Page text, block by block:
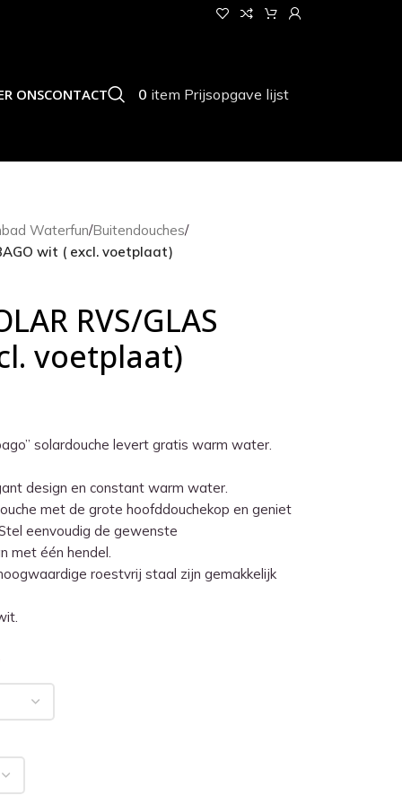
ONSCONTACT 0 item Prijsopgave lijst
Waterfun/Buitendouches/
wit ( excl. voetplaat)
RVS/GLAS
voetplaat)
solardouche levert gratis warm water.
design en constant warm water.
met de grote hoofddouchekop en geniet
eenvoudig de gewenste
met één hendel.
roestvrij staal zijn gemakkelijk